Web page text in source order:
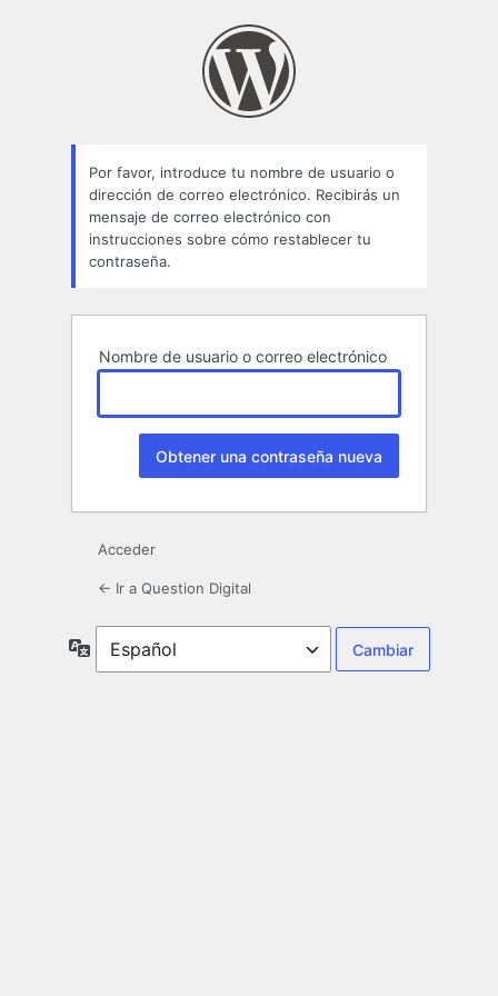
Por favor, introduce tu nombre de usuario o
dirección de correo electrónico. Recibirás un
mensaje de correo electrónico con
instrucciones sobre cómo restablecer tu
contraseña.
Nombre de usuario o correo electrónico
Acceder
← Ir a Question Digital
Idioma